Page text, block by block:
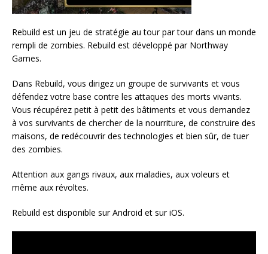
Rebuild est un jeu de stratégie au tour par tour dans un monde
rempli de zombies. Rebuild est développé par Northway
Games.
Dans Rebuild, vous dirigez un groupe de survivants et vous
défendez votre base contre les attaques des morts vivants.
Vous récupérez petit à petit des bâtiments et vous demandez
à vos survivants de chercher de la nourriture, de construire des
maisons, de redécouvrir des technologies et bien sûr, de tuer
des zombies.
Attention aux gangs rivaux, aux maladies, aux voleurs et
même aux révoltes.
Rebuild est disponible sur Android et sur iOS.